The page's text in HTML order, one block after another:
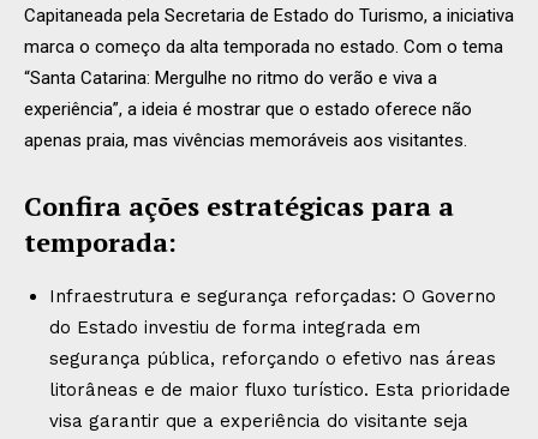
Capitaneada pela Secretaria de Estado do Turismo, a iniciativa
marca o começo da alta temporada no estado. Com o tema
“Santa Catarina: Mergulhe no ritmo do verão e viva a
experiência”, a ideia é mostrar que o estado oferece não
apenas praia, mas vivências memoráveis aos visitantes.
Confira ações estratégicas para a
temporada:
Infraestrutura e segurança reforçadas: O Governo
do Estado investiu de forma integrada em
segurança pública, reforçando o efetivo nas áreas
litorâneas e de maior fluxo turístico. Esta prioridade
visa garantir que a experiência do visitante seja